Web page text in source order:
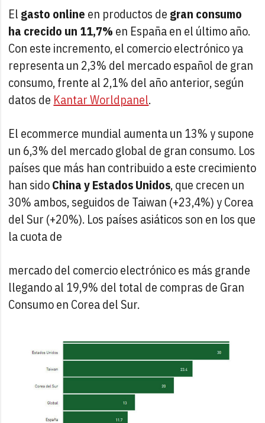
El gasto online en productos de gran consumo
ha crecido un 11,7% en España en el último año.
Con este incremento, el comercio electrónico ya
representa un 2,3% del mercado español de gran
consumo, frente al 2,1% del año anterior, según
datos de Kantar Worldpanel.
El ecommerce mundial aumenta un 13% y supone
un 6,3% del mercado global de gran consumo. Los
países que más han contribuido a este crecimiento
han sidoChina y Estados Unidos, que crecen un
30% ambos, seguidos de Taiwan (+23,4%) y Corea
del Sur (+20%). Los países asiáticos son en los que
la cuota de
mercado del comercio electrónico es más grande
llegando al 19,9% del total de compras de Gran
Consumo en Corea del Sur.